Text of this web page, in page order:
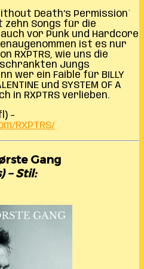
Death’s Permission´
Songs für die
vor Punk und Hardcore
ist es nur
RXPTRS, wie uns die
Jungs
wer ein Faible für BILLY
und SYSTEM OF A
in RXPTRS verlieben.
–
RXPTRS/
Gang
– Stil: